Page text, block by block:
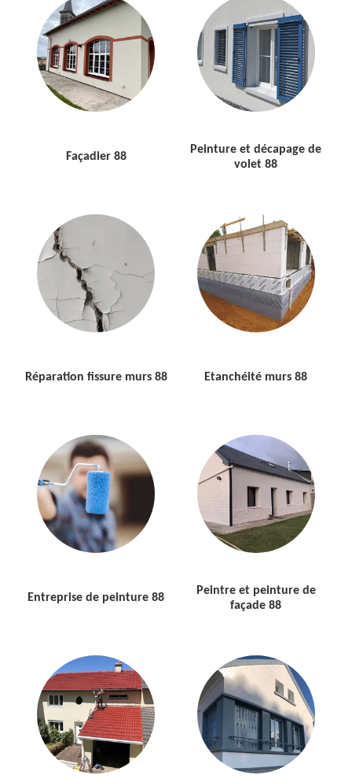
Façadier 88
Peinture et décapage de
volet 88
Réparation fissure murs 88 Etanchéité murs 88
Entreprise de peinture 88
Peintre et peinture de
façade 88